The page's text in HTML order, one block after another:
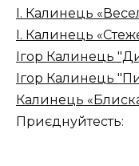
І. Калинець
І. Калинець
Ігор Калинець
Ігор Калинець
Калинець
Приєднуйтесть: